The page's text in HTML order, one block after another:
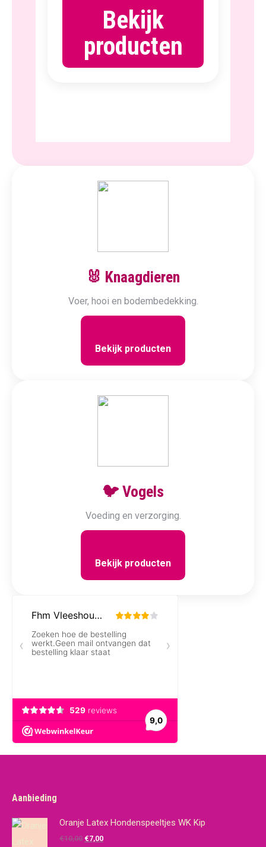
Bekijk
producten
🐰 Knaagdieren
Voer, hooi en bodembedekking.
Bekijk producten
🐦 Vogels
Voeding en verzorging.
Bekijk producten
Aanbieding
Oranje Latex Hondenspeeltjes WK Kip
€10,00 Oorspronkelijke
€7,00Huidige